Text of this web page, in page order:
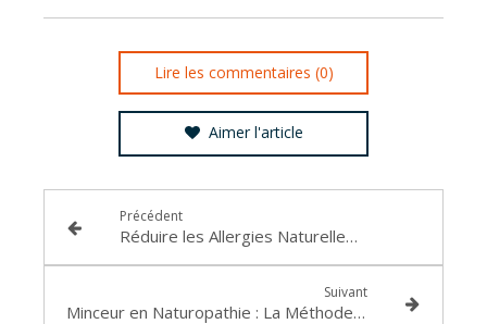
Lire les commentaires (0)
Aimer l'article
Précédent
Réduire les Allergies Naturellement : Conseils Pratiques en Naturopathie
Suivant
Minceur en Naturopathie : La Méthode Naturelle pour Avoir un Summer Body.